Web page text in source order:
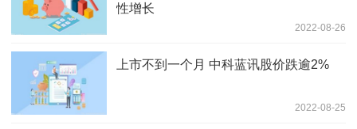
性增长
2022-08-26
上市不到一个月 中科蓝讯股价跌逾2%
2022-08-25